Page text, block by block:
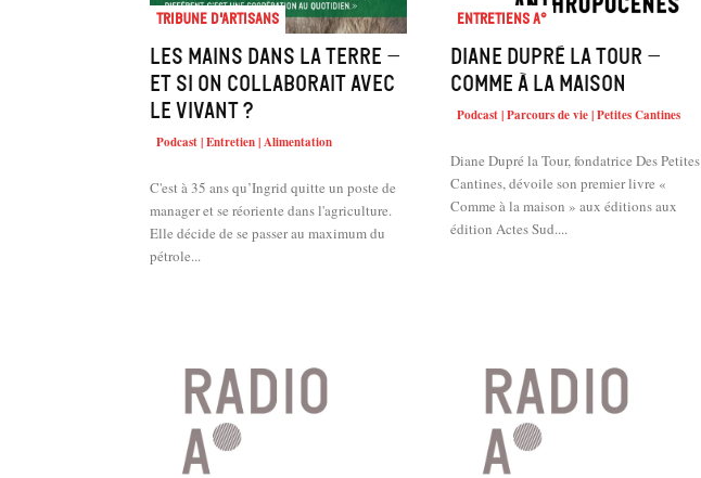
Tribune d'artisans
Les mains dans la terre –
et si on collaborait avec
le vivant ?
Podcast | Entretien | Alimentation
C'est à 35 ans qu’Ingrid quitte un poste de
manager et se réoriente dans l'agriculture.
Elle décide de se passer au maximum du
pétrole...
Entretiens A°
Diane Dupré La Tour –
Comme à la maison
Podcast | Parcours de vie | Petites Cantines
Diane Dupré la Tour, fondatrice Des Petites
Cantines, dévoile son premier livre «
Comme à la maison » aux éditions aux
édition Actes Sud....